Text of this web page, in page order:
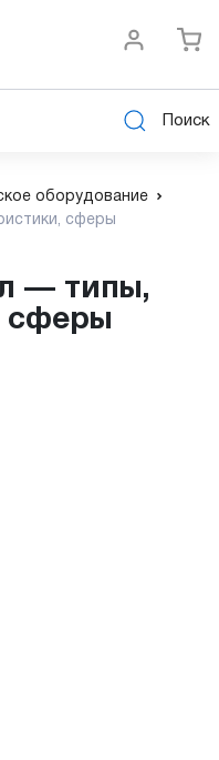
Поиск
оборудование
сферы
сферы